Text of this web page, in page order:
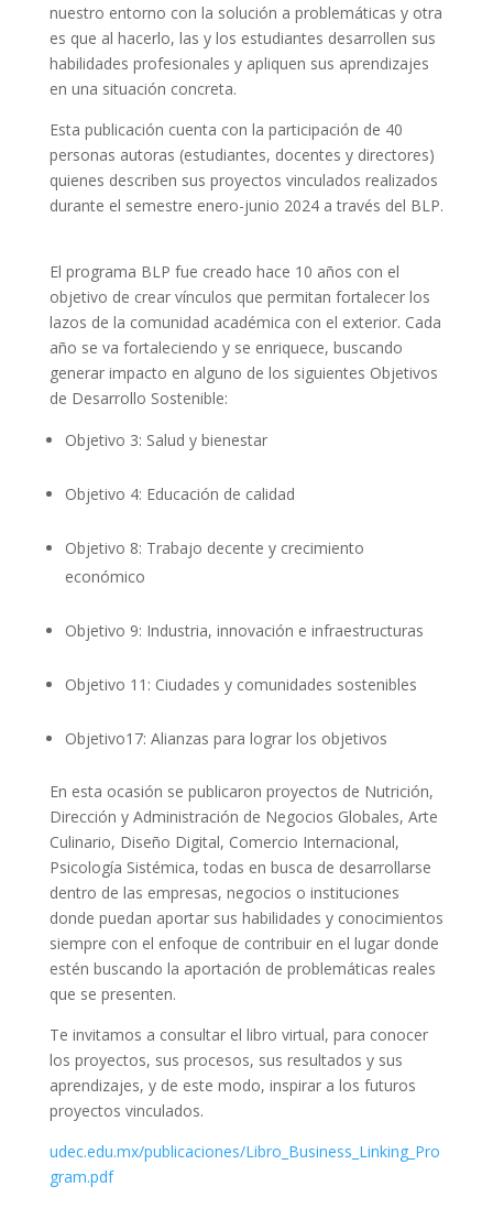
nuestro entorno con la solución a problemáticas y otra
es que al hacerlo, las y los estudiantes desarrollen sus
habilidades profesionales y apliquen sus aprendizajes
en una situación concreta.
Esta publicación cuenta con la participación de 40
personas autoras (estudiantes, docentes y directores)
quienes describen sus proyectos vinculados realizados
durante el semestre enero-junio 2024 a través del BLP.
El programa BLP fue creado hace 10 años con el
objetivo de crear vínculos que permitan fortalecer los
lazos de la comunidad académica con el exterior. Cada
año se va fortaleciendo y se enriquece, buscando
generar impacto en alguno de los siguientes Objetivos
de Desarrollo Sostenible:
Objetivo 3: Salud y bienestar
Objetivo 4: Educación de calidad
Objetivo 8: Trabajo decente y crecimiento
económico
Objetivo 9: Industria, innovación e infraestructuras
Objetivo 11: Ciudades y comunidades sostenibles
Objetivo17: Alianzas para lograr los objetivos
En esta ocasión se publicaron proyectos de Nutrición,
Dirección y Administración de Negocios Globales, Arte
Culinario, Diseño Digital, Comercio Internacional,
Psicología Sistémica, todas en busca de desarrollarse
dentro de las empresas, negocios o instituciones
donde puedan aportar sus habilidades y conocimientos
siempre con el enfoque de contribuir en el lugar donde
estén buscando la aportación de problemáticas reales
que se presenten.
Te invitamos a consultar el libro virtual, para conocer
los proyectos, sus procesos, sus resultados y sus
aprendizajes, y de este modo, inspirar a los futuros
proyectos vinculados.
udec.edu.mx/publicaciones/Libro_Business_Linking_Pro
gram.pdf